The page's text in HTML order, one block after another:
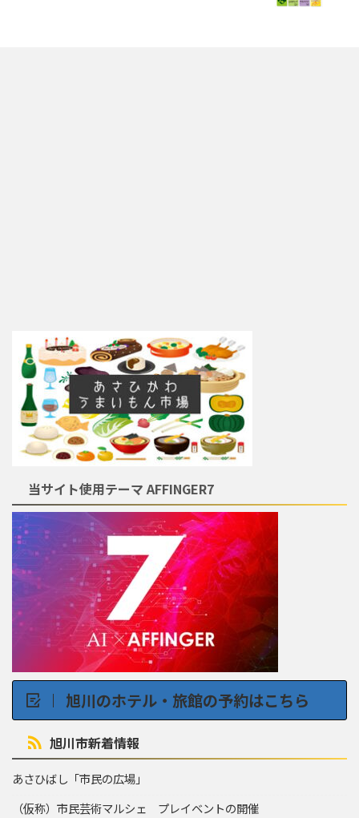
当サイト使用テーマ AFFINGER7
旭川のホテル・旅館の予約はこちら
旭川市新着情報
あさひばし「市民の広場」
（仮称）市民芸術マルシェ プレイベントの開催